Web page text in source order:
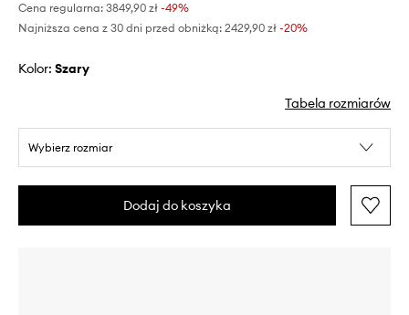
Cena regularna: 3849,90 zł -49%
Najniższa cena z 30 dni przed obniżką: 2429,90 zł -20%
Kolor: szary
Tabela rozmiarów
Wybierz rozmiar
Dodaj do koszyka